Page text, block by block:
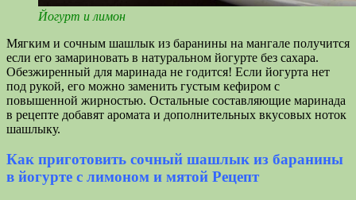
Йогурт и лимон
Мягким и сочным шашлык из баранины на мангале получится
если его замариновать в натуральном йогурте без сахара.
Обезжиренный для маринада не годится! Если йогурта нет
под рукой, его можно заменить густым кефиром с
повышенной жирностью. Остальные составляющие маринада
в рецепте добавят аромата и дополнительных вкусовых ноток
шашлыку.
Как приготовить сочный шашлык из баранины
в йогурте с лимоном и мятой Рецепт